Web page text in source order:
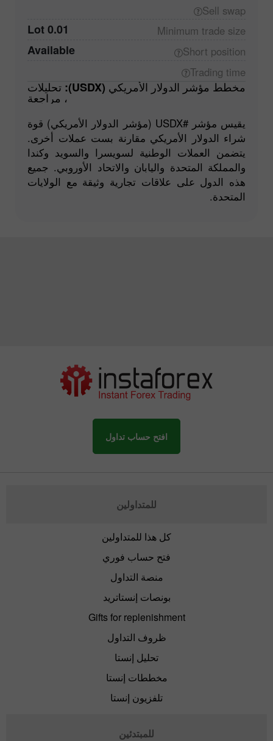
Sell swap
Minimum trade size
0.01 Lot
Short position
Available
Trading time
مخطط مؤشر الدولار الأمريكي (USDX): تحليلات
، مراجعة
يقيس مؤشر #USDX (مؤشر الدولار الأمريكي) قوة
شراء الدولار الأمريكي مقارنة بست عملات أخرى.
يتضمن العملات الوطنية لسويسرا والسويد وكندا
والمملكة المتحدة واليابان والاتحاد الأوروبي. جميع
هذه الدول على علاقات تجارية وثيقة مع الولايات
المتحدة.
افتح حساب تداول
للمتداولين
كل هذا للمتداولين
فتح حساب فوري
منصة التداول
بونصات إنستاتريد
Gifts for replenishment
ظروف التداول
تحليل إنستا
مخططات إنستا
تلفزيون إنستا
للمبتدئين